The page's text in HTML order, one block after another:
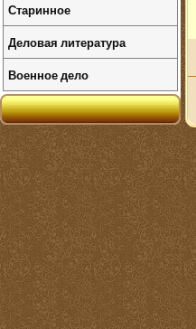
Старинное
Деловая литература
Военное дело